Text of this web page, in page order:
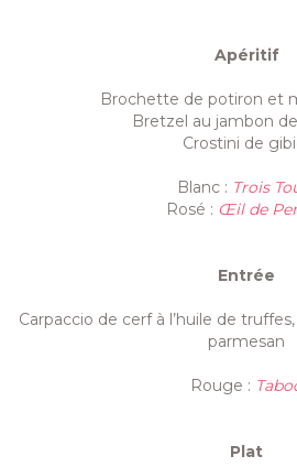
Apéritif
Brochette de potiron et
Bretzel au jambon
Crostini de
Blanc : Trois
Rosé : Œil de
Entrée
Carpaccio de cerf à l’huile de
parmesan
Rouge :
Plat